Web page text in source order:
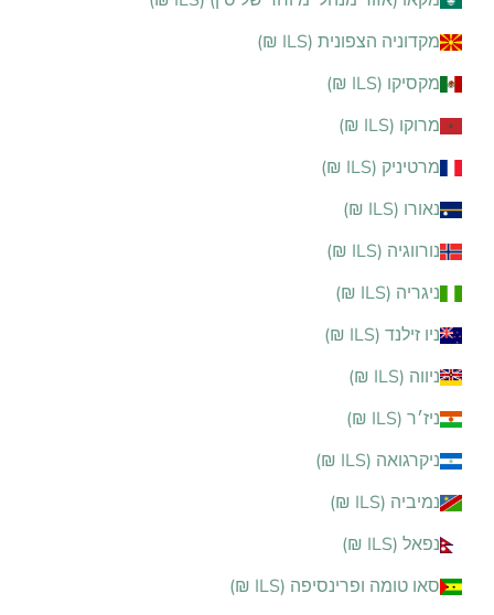
מקדוניה הצפונית (ILS ₪)
מקסיקו (ILS ₪)
מרוקו (ILS ₪)
מרטיניק (ILS ₪)
נאורו (ILS ₪)
נורווגיה (ILS ₪)
ניגריה (ILS ₪)
ניו זילנד (ILS ₪)
ניווה (ILS ₪)
ניז׳ר (ILS ₪)
ניקרגואה (ILS ₪)
נמיביה (ILS ₪)
נפאל (ILS ₪)
סאו טומה ופרינסיפה (ILS ₪)